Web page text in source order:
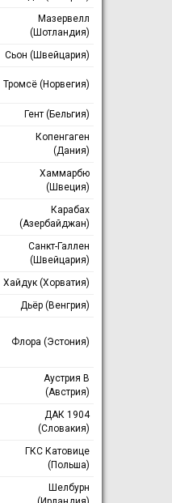
Мазервелл
(Шотландия)
Сьон (Швейцария)
Тромсё (Норвегия)
Гент (Бельгия)
Копенгаген
(Дания)
Хаммарбю
(Швеция)
Карабах
(Азербайджан)
Санкт-Галлен
(Швейцария)
Хайдук (Хорватия)
Дьёр (Венгрия)
Флора (Эстония)
Аустрия В
(Австрия)
ДАК 1904
(Словакия)
ГКС Катовице
(Польша)
Шелбурн